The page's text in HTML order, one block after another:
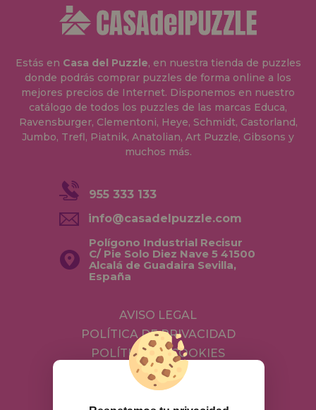
Estás en Casa del Puzzle, en nuestra tienda de puzzles
donde podrás comprar puzzles de forma online a los
mejores precios de Internet. Disponemos en nuestro
catálogo de todos los puzzles de las marcas Educa,
Ravensburger, Clementoni, Heye, Schmidt, Castorland,
Jumbo, Trefl, Piatnik, Anatolian, Art Puzzle, Gibsons y
muchos más.
955 333 133
info@casadelpuzzle.com
Polígono Industrial Recisur
C/ Pie Solo Diez Nave 5 41500
Alcalá de Guadaira Sevilla,
España
AVISO LEGAL
POLÍTICA DE PRIVACIDAD
POLÍTICA DE COOKIES
ENVÍOS Y DEVOLUCIONES
DEVOLUCIONES / DESISTIMIENTO